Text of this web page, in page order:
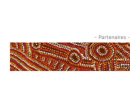
- Partenaires -